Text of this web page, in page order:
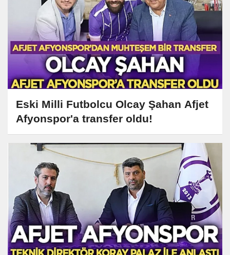
Eski Milli Futbolcu Olcay Şahan Afjet
Afyonspor'a transfer oldu!